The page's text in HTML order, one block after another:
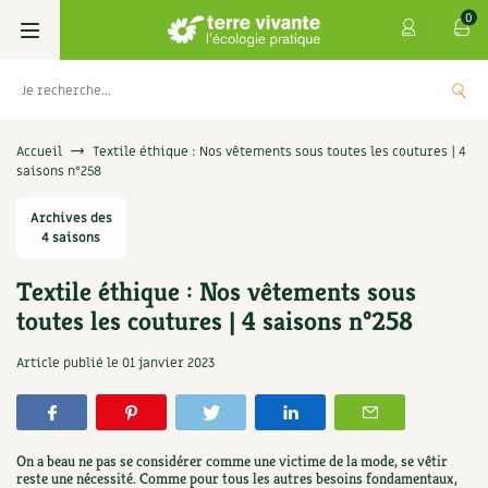
0
Livres
Techniques de jardinage
Verger, arbres
Petit élevage
Aménagement jardin
Se réabonner
Offrir un abonnement
Les numéros
4 saisons
Graines, semences
Potagères
Aromatiques
Florales
Cartes cadeau
Centre Terre vivante
Découvrir le Centre
Visiter en famille, entre amis
Infos & conseils
Jardin bio
Parole libre
Accueil
Textile éthique : Nos vêtements sous toutes les coutures | 4
saisons n°258
Archives des
4 saisons
Textile éthique : Nos vêtements sous
toutes les coutures | 4 saisons n°258
Article publié le 01 janvier 2023
On a beau ne pas se considérer comme une victime de la mode, se vêtir
reste une nécessité. Comme pour tous les autres besoins fondamentaux,
Les antisèches de Terre vivante : Les
tisanes qui soignent
9,90€ + AJOUTER